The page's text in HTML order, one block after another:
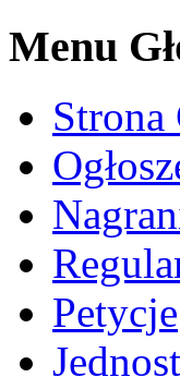
Menu
Strona
Petycje